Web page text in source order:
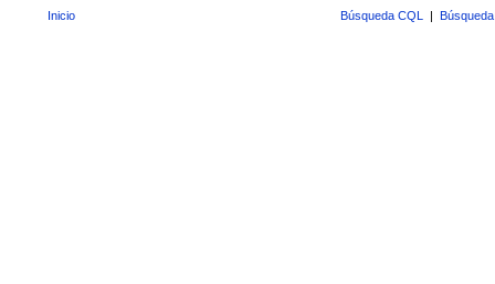
Inicio Búsqueda CQL |